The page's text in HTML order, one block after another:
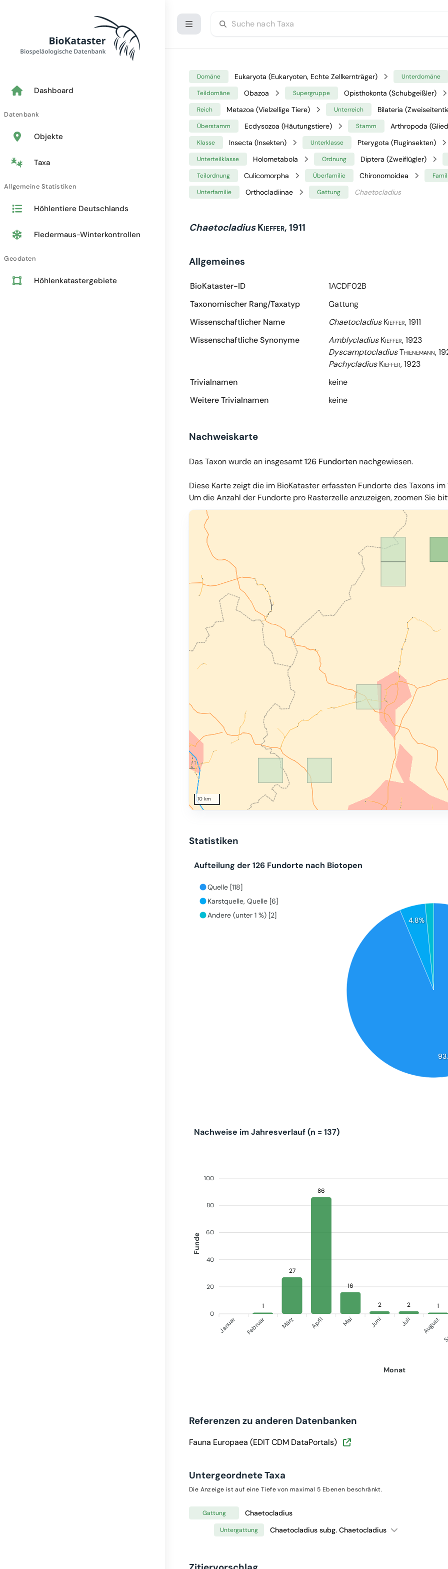
Dashboard
Datenbank
Objekte
Taxa
Allgemeine Statistiken
Höhlentiere Deutschlands
Fledermaus-Winterkontrollen
Geodaten
Höhlenkatastergebiete
Domäne Eukaryota (Eukaryoten, Echte Zellkernträger) Unterdomäne
Teildomäne Obazoa Supergruppe Opisthokonta (Schubgeißler)
Reich Metazoa (Vielzellige Tiere) Unterreich Bilateria
Überstamm Ecdysozoa (Häutungstiere) Stamm Arthropoda
Klasse Insecta (Insekten) Unterklasse Pterygota (Fluginsekten)
Unterteilklasse Holometabola Ordnung Diptera (Zweiflügler)
Teilordnung Culicomorpha Überfamilie Chironomoidea
Unterfamilie Orthocladiinae Gattung Chaetocladius
Chaetocladius Kieffer, 1911
Allgemeines
BioKataster-ID
1ACDF02B
Taxonomischer Rang/Taxatyp
Gattung
Wissenschaftlicher Name
Chaetocladius Kieffer, 1911
Wissenschaftliche Synonyme
Amblycladius Kieffer, 1923
DyscamptocladiusThienemann,
Pachycladius Kieffer, 1923
Trivialnamen
keine
Weitere Trivialnamen
keine
Nachweiskarte
Das Taxon wurde an insgesamt126 Fundorten nachgewiesen.
Diese Karte zeigt die im BioKataster erfassten Fundorte des Taxons im
Um die Anzahl der Fundorte pro Rasterzelle anzuzeigen, zoomen Sie
© OpenMapTiles
10 km
Statistiken
4.8%
Aufteilung der 126 Fundorte nach Biotopen
Quelle [118]
Karstquelle, Quelle [6]
Andere (unter 1 %) [2]
Nachweise im Jahresverlauf (n = 137)
100
80
60
40
20
0
Funde
1
27
86
16
2 2 1
Januar Februar März April Mai Juni Juli August
Monat
Referenzen zu anderen Datenbanken
Fauna Europaea (EDIT CDM DataPortals)
Untergeordnete Taxa
Die Anzeige ist auf eine Tiefe von maximal 5 Ebenen beschränkt.
Gattung Chaetocladius
Untergattung Chaetocladius subg. Chaetocladius